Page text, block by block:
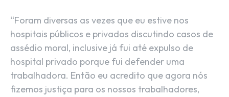
“Foram diversas as vezes que eu estive nos
hospitais públicos e privados discutindo casos de
assédio moral, inclusive já fui até expulso de
hospital privado porque fui defender uma
trabalhadora. Então eu acredito que agora nós
fizemos justiça para os nossos trabalhadores,